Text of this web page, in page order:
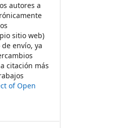
autores a
sitio web)
envío, ya
citación más
of Open